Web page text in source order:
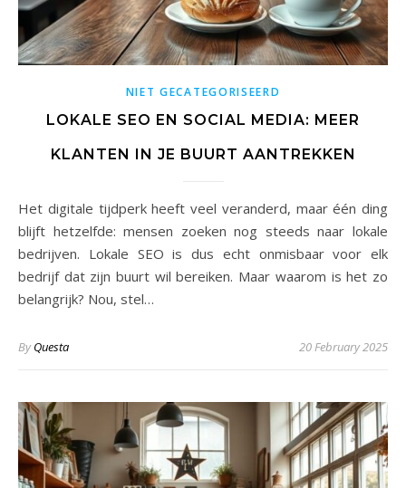
NIET GECATEGORISEERD
LOKALE SEO EN SOCIAL MEDIA: MEER
KLANTEN IN JE BUURT AANTREKKEN
Het digitale tijdperk heeft veel veranderd, maar één ding
blijft hetzelfde: mensen zoeken nog steeds naar lokale
bedrijven. Lokale SEO is dus echt onmisbaar voor elk
bedrijf dat zijn buurt wil bereiken. Maar waarom is het zo
belangrijk? Nou, stel…
ByQuesta 20 February 2025